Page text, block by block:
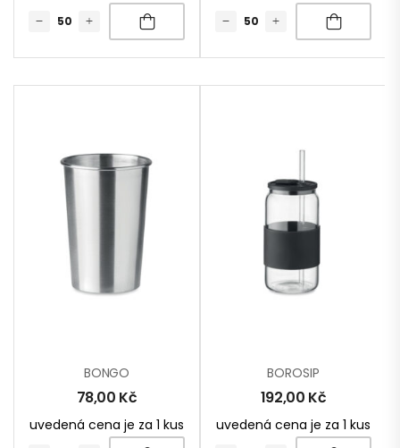
BONGO
78,00 Kč
uvedená cena je za 1 kus
BOROSIP
192,00 Kč
uvedená cena je za 1 kus